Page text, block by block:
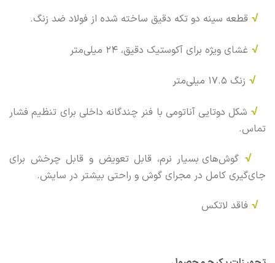
√ قطعه سینه دو تکه دقیق ساخته شده از فولاد ضد زنگ.
√ غشای ویژه برای آکوستیک دقیق، 24 میلی‌متر
√ زنگ 17.5 میلی‌متر
√ شکل دوتایی آناتومی با فنر چندگانه داخلی برای تنظیم فشار
تماس.
√ گوش‌های بسیار نرم، قابل تعویض و قابل چرخش برای
جای‌گیری کامل در مجرای گوش و راحتی بیشتر در سایش.
√ فاقد لاتکس